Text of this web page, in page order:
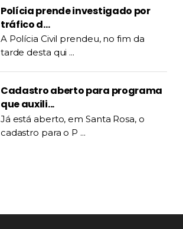
Polícia prende investigado por
tráfico d...
A Polícia Civil prendeu, no fim da
tarde desta qui ...
Cadastro aberto para programa
que auxili...
Já está aberto, em Santa Rosa, o
cadastro para o P ...